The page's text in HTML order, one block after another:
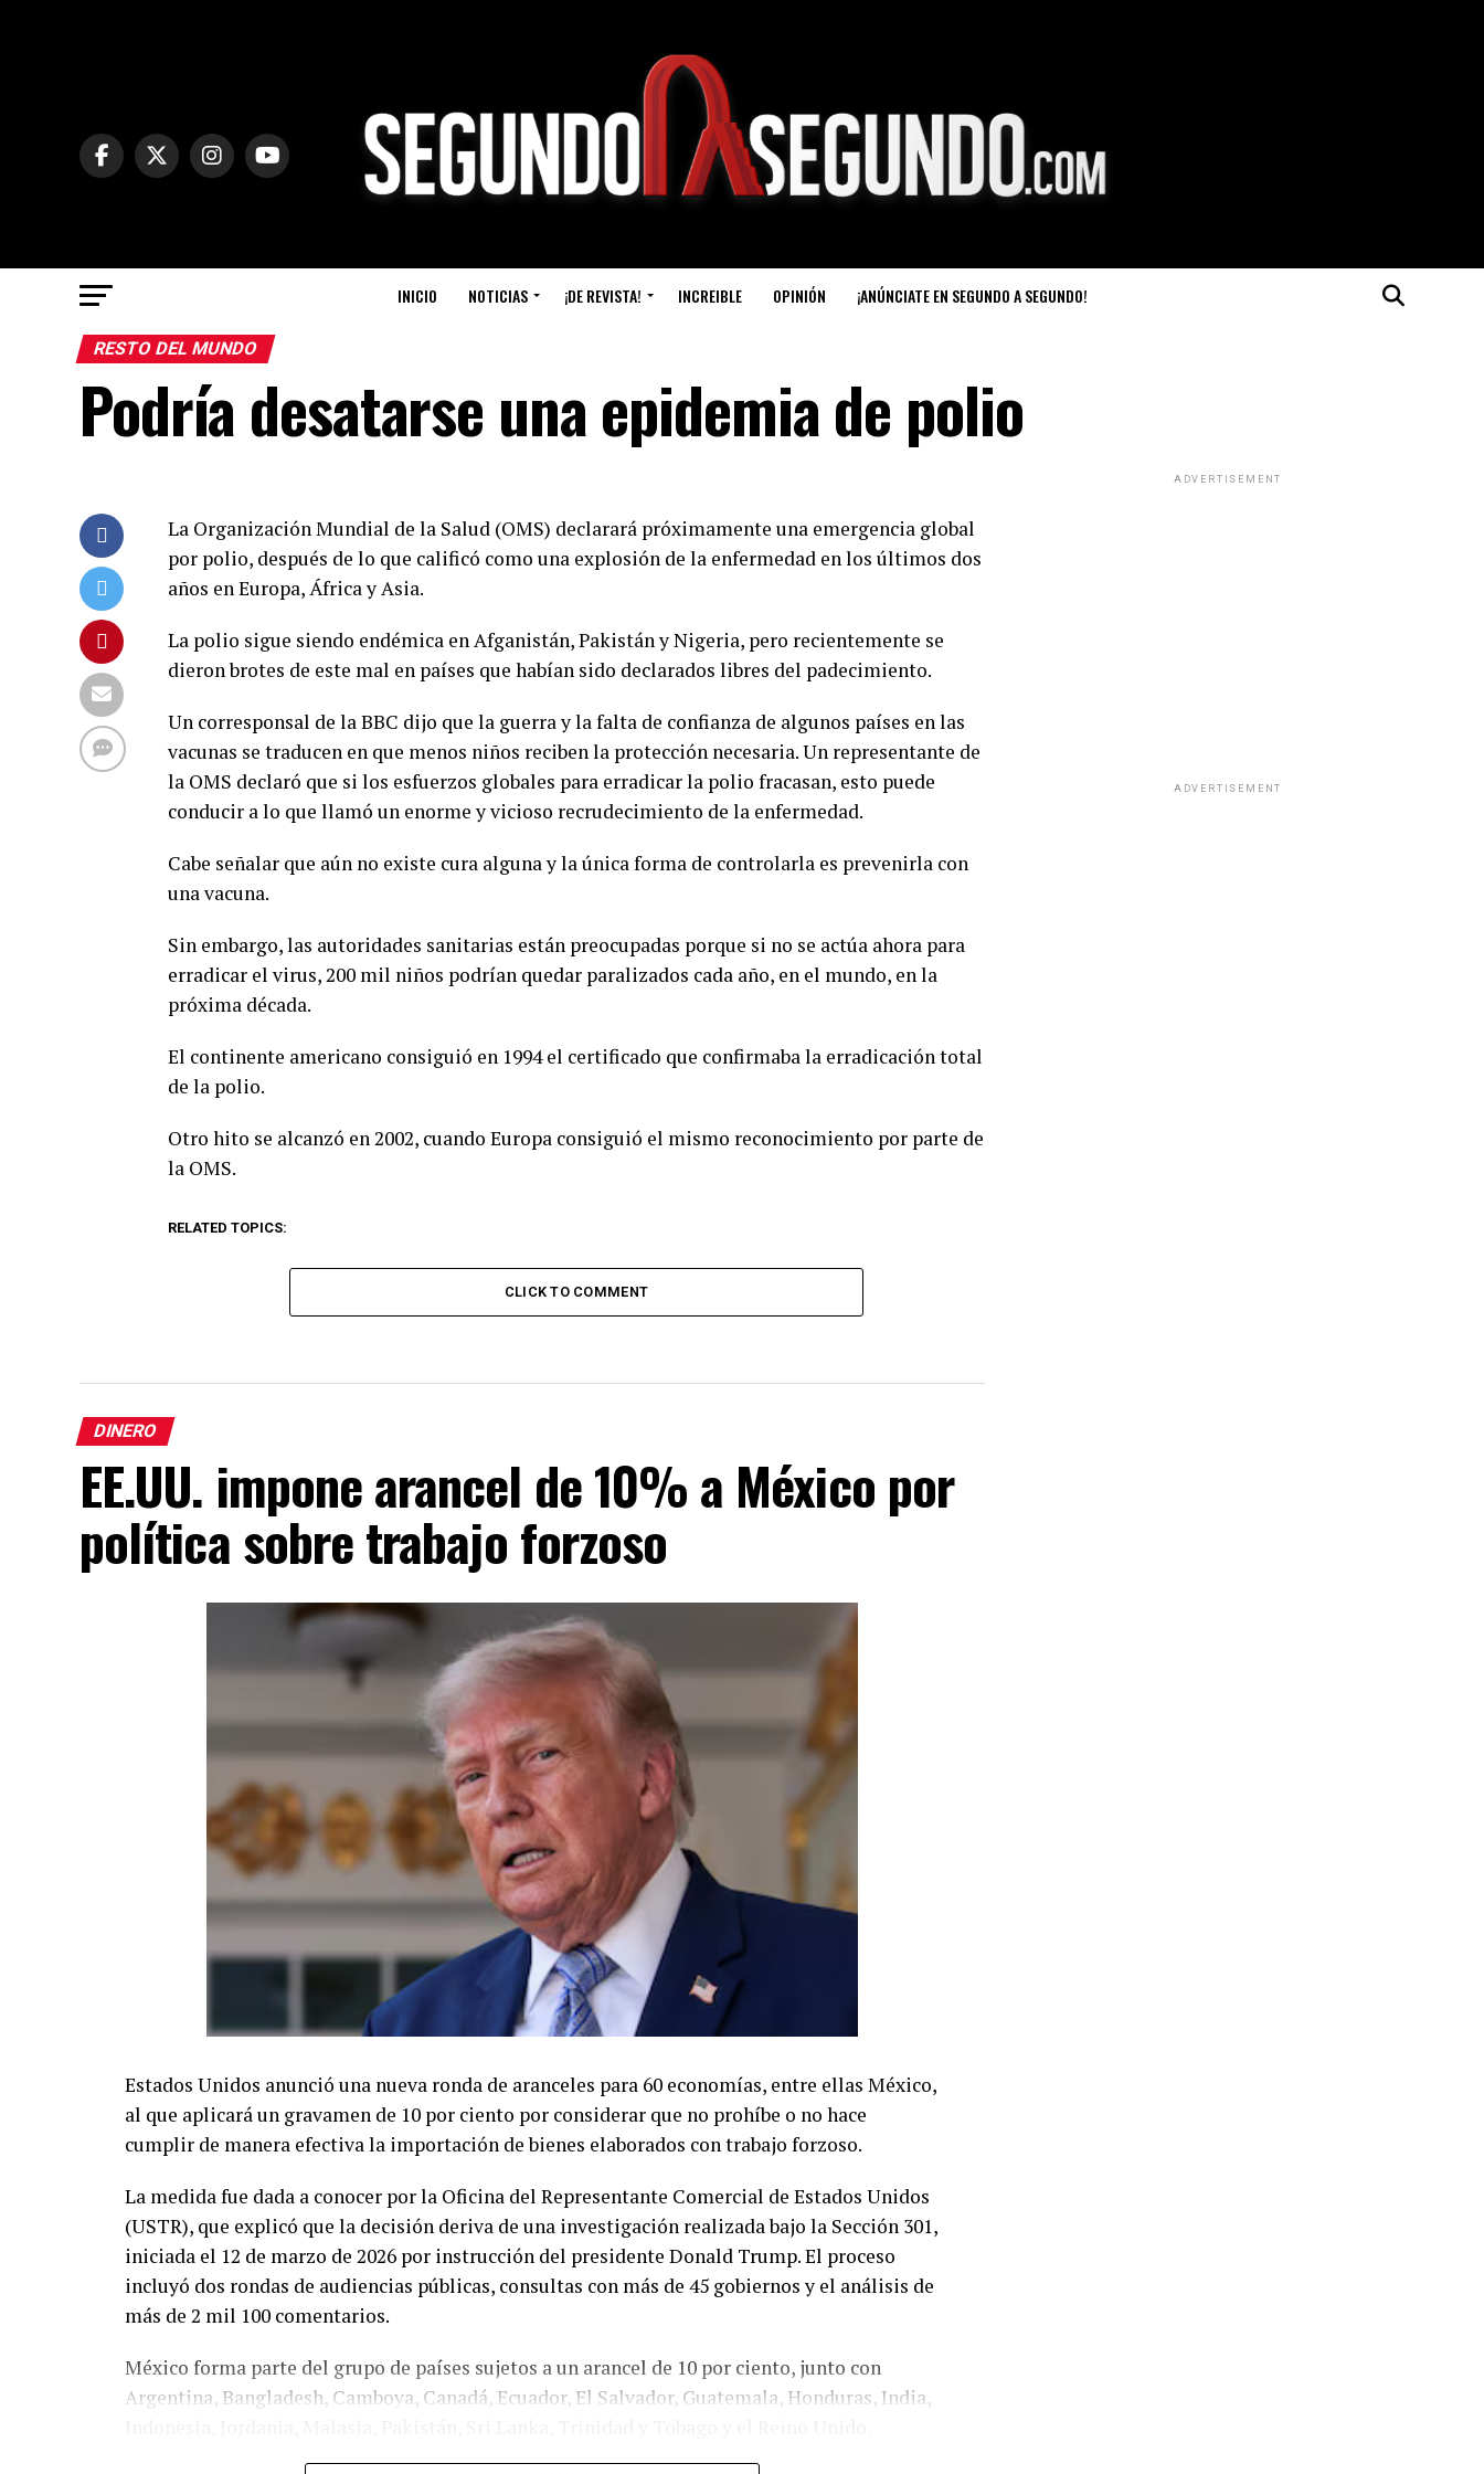
INICIO NOTICIAS ¡DE REVISTA! INCREIBLE OPINIÓN ¡ANÚNCIATE EN SEGUNDO A SEGUNDO!
RESTO DEL MUNDO
Podría desatarse una epidemia de polio
La Organización Mundial de la Salud (OMS) declarará próximamente una emergencia global
por polio, después de lo que calificó como una explosión de la enfermedad en los últimos dos
años en Europa, África y Asia.
La polio sigue siendo endémica en Afganistán, Pakistán y Nigeria, pero recientemente se
dieron brotes de este mal en países que habían sido declarados libres del padecimiento.
Un corresponsal de la BBC dijo que la guerra y la falta de confianza de algunos países en las
vacunas se traducen en que menos niños reciben la protección necesaria. Un representante de
la OMS declaró que si los esfuerzos globales para erradicar la polio fracasan, esto puede
conducir a lo que llamó un enorme y vicioso recrudecimiento de la enfermedad.
Cabe señalar que aún no existe cura alguna y la única forma de controlarla es prevenirla con
una vacuna.
Sin embargo, las autoridades sanitarias están preocupadas porque si no se actúa ahora para
erradicar el virus, 200 mil niños podrían quedar paralizados cada año, en el mundo, en la
próxima década.
El continente americano consiguió en 1994 el certificado que confirmaba la erradicación total
de la polio.
Otro hito se alcanzó en 2002, cuando Europa consiguió el mismo reconocimiento por parte de
la OMS.
RELATED TOPICS:
CLICK TO COMMENT
DINERO
EE.UU. impone arancel de 10% a México por
política sobre trabajo forzoso
Estados Unidos anunció una nueva ronda de aranceles para 60 economías, entre ellas México,
al que aplicará un gravamen de 10 por ciento por considerar que no prohíbe o no hace
cumplir de manera efectiva la importación de bienes elaborados con trabajo forzoso.
La medida fue dada a conocer por la Oficina del Representante Comercial de Estados Unidos
(USTR), que explicó que la decisión deriva de una investigación realizada bajo la Sección 301,
iniciada el 12 de marzo de 2026 por instrucción del presidente Donald Trump. El proceso
incluyó dos rondas de audiencias públicas, consultas con más de 45 gobiernos y el análisis de
más de 2 mil 100 comentarios.
México forma parte del grupo de países sujetos a un arancel de 10 por ciento, junto con
Argentina, Bangladesh, Camboya, Canadá, Ecuador, El Salvador, Guatemala, Honduras, India,
ADVERTISEMENT
ADVERTISEMENT